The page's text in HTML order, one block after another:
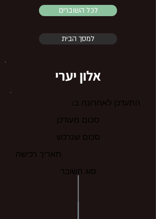
לכל השוברים
למסך הבית
אלון יערי
התעדכן לאחרונה ב:
סכום מעודכן
סכום שנרכש
תאריך רכישה
סוג השובר